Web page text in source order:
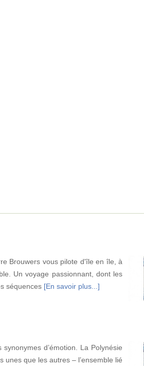
Brouwers vous pilote d'île en île, à
Un voyage passionnant, dont les
séquences [En savoir plus...]
d’émotion. La Polynésie
que les autres – l’ensemble lié